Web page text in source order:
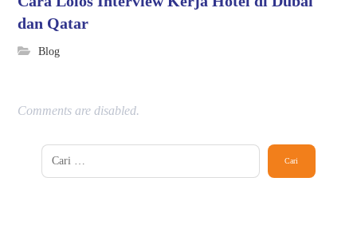
dan Qatar
Blog
Comments are disabled.